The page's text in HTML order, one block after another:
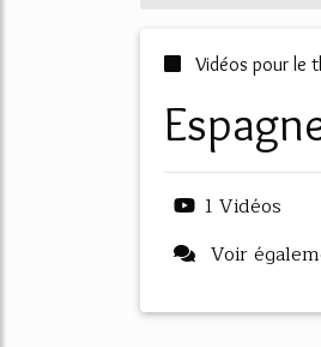
Vidéos pour le
1 Vidéos
Voir